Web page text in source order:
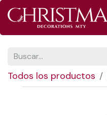
Todos los productos